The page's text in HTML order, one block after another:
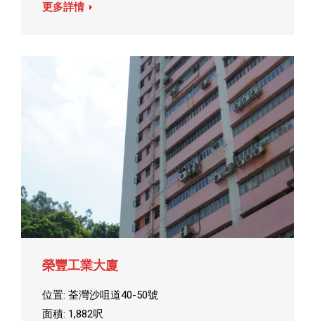
更多詳情
榮豐工業大廈
位置: 荃灣沙咀道40-50號
面積: 1,882呎